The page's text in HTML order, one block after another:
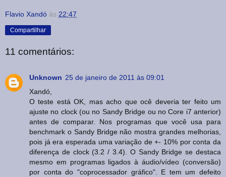
Flavio Xandó às 22:47
Compartilhar
11 comentários:
Unknown 25 de janeiro de 2011 às 09:01
Xandó,
O teste está OK, mas acho que ocê deveria ter feito um
ajuste no clock (ou no Sandy Bridge ou no Core i7 anterior)
antes de comparar. Nos programas que você usa para
benchmark o Sandy Bridge não mostra grandes melhorias,
pois já era esperada uma variação de +- 10% por conta da
diferença de clock (3.2 / 3.4). O Sandy Bridge se destaca
mesmo em programas ligados à áudio/vídeo (conversão)
por conta do "coprocessador gráfico". E tem um defeito